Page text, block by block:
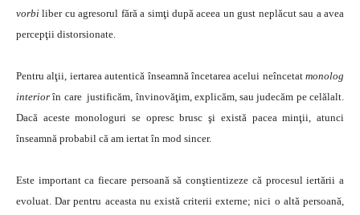
vorbiliber cu agresorul fără a simţi după aceea un gust neplăcut sau a avea
percepţii distorsionate.
Pentru alţii, iertarea autentică înseamnă încetarea acelui neîncetat monolog
interior în care justificăm, învinovăţim, explicăm, sau judecăm pe celălalt.
Dacă aceste monologuri se opresc brusc şi există pacea minţii, atunci
înseamnă probabil că am iertat în mod sincer.
Este important ca fiecare persoană să conştientizeze că procesul iertării a
evoluat. Dar pentru aceasta nu există criterii externe; nici o altă persoană,